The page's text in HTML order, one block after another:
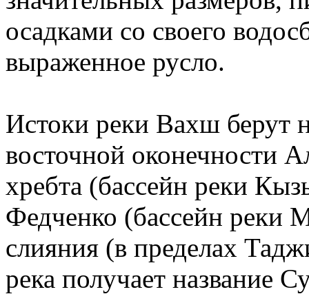
осадками со своего
выраженное русло.
Истоки реки Вахш берут
восточной оконечности
хребта (бассейн реки
Федченко (бассейн реки
слияния (в пределах
река получает название